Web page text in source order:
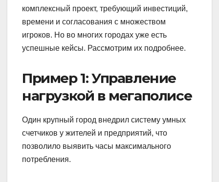
комплексный проект, требующий инвестиций,
времени и согласования с множеством
игроков. Но во многих городах уже есть
успешные кейсы. Рассмотрим их подробнее.
Пример 1: Управление
нагрузкой в мегаполисе
Один крупный город внедрил систему умных
счетчиков у жителей и предприятий, что
позволило выявить часы максимального
потребления.